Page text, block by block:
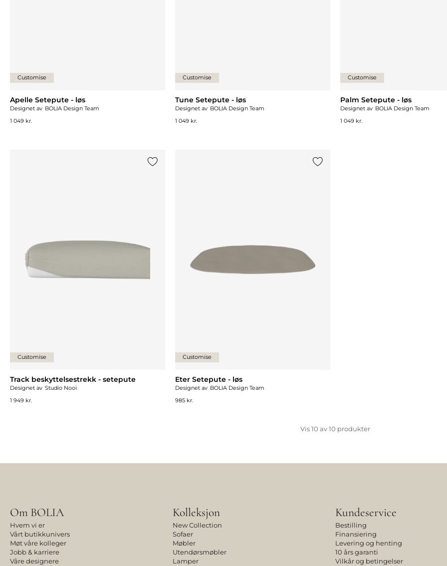
Customise
Apelle Setepute - løs
Designet av BOLIA Design Team
1 049 kr.
Customise
Tune Setepute - løs
Designet av BOLIA Design Team
1 049 kr.
Customise
Palm Setepute - løs
Designet av BOLIA Design Team
1 049 kr.
Customise
Track beskyttelsestrekk - setepute
Designet av Studio Nooi
1 949 kr.
Customise
Eter Setepute - løs
Designet av BOLIA Design Team
985 kr.
Vis10 av10 produkter
Om BOLIA
Hvem vi er
Vårt butikkunivers
Møt våre kolleger
Jobb & karriere
Våre designere
Kolleksjon
New Collection
Sofaer
Møbler
Utendørsmøbler
Lamper
Kundeservice
Bestilling
Finansiering
Levering og henting
10 års garanti
Vilkår og betingelser